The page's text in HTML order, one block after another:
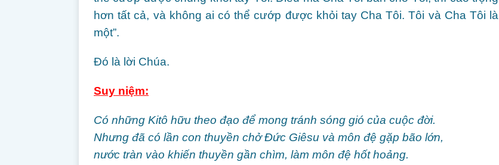
hơn tất cả, và không ai có thể cướp được khỏi tay Cha Tôi. Tôi và Cha Tôi là
một”.
Ðó là lời Chúa.
Suy niệm:
Có những Kitô hữu theo đạo để mong tránh sóng gió của cuộc đời.
Nhưng đã có lần con thuyền chở Đức Giêsu và môn đệ gặp bão lớn,
nước tràn vào khiến thuyền gần chìm, làm môn đệ hốt hoảng.